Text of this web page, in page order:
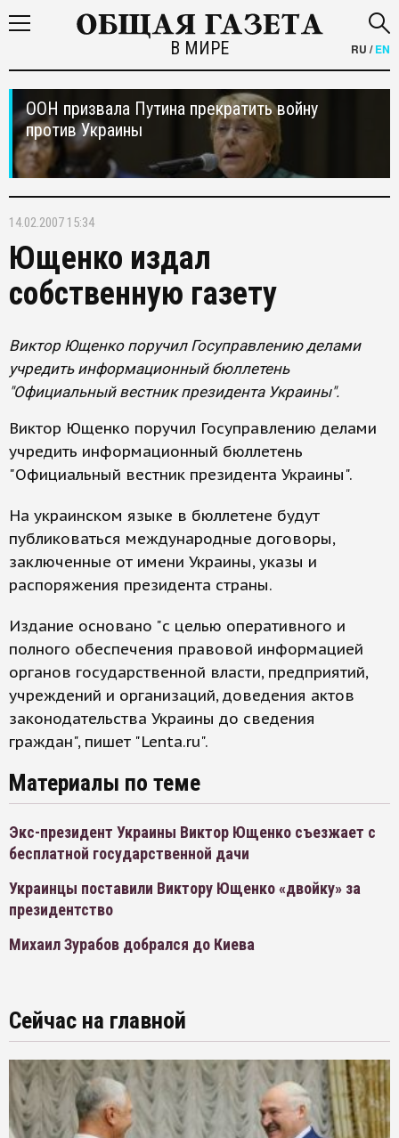
В МИРЕ RU /EN
ООН призвала Путина прекратить войну
против Украины
14.02.2007 15:34
Ющенко издал
собственную газету
Виктор Ющенко поручил Госуправлению делами
учредить информационный бюллетень
"Официальный вестник президента Украины".
Виктор Ющенко поручил Госуправлению делами
учредить информационный бюллетень
"Официальный вестник президента Украины".
На украинском языке в бюллетене будут
публиковаться международные договоры,
заключенные от имени Украины, указы и
распоряжения президента страны.
Издание основано "с целью оперативного и
полного обеспечения правовой информацией
органов государственной власти, предприятий,
учреждений и организаций, доведения актов
законодательства Украины до сведения
граждан", пишет "Lenta.ru".
Материалы по теме
Экс-президент Украины Виктор Ющенко съезжает с
бесплатной государственной дачи
Украинцы поставили Виктору Ющенко «двойку» за
президентство
Михаил Зурабов добрался до Киева
Сейчас на главной